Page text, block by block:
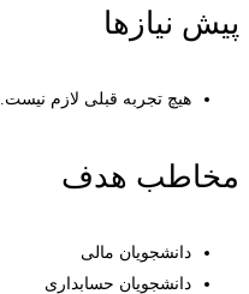
پیش نیازها
هیچ تجربه قبلی لازم نیست.
مخاطب هدف
دانشجویان مالی
دانشجویان حسابداری